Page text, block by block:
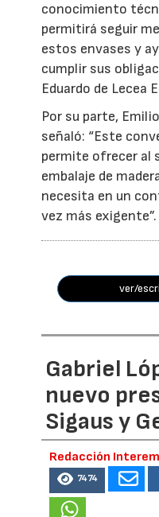
conocimiento
permitirá seguir
estos envases y
cumplir sus
Eduardo de Lecea
Por su parte,
señaló: “Este
permite ofrecer al
embalaje de
necesita en un
vez más exigente”.
ver/
Gabriel
nuevo
Sigaus y
Redacción
7474